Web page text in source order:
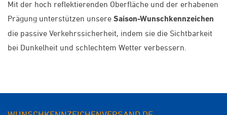
Mit der hoch reflektierenden Oberfläche und der erhabenen
Prägung unterstützen unsere Saison-Wunschkennzeichen
die passive Verkehrssicherheit, indem sie die Sichtbarkeit
bei Dunkelheit und schlechtem Wetter verbessern.